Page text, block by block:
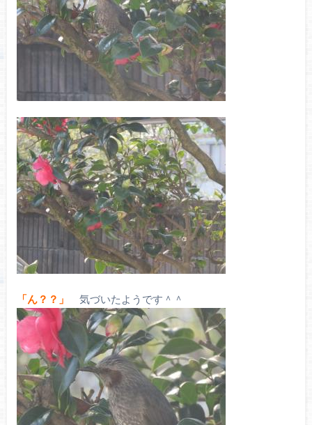
「ん？？」 気づいたようです＾＾